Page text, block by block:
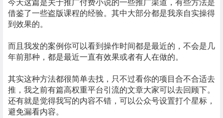
借鉴了一些盗版课程的经验。其中大部分都是我亲自实操得
到效果的。
而且我发的案例你可以看到操作时间都是最近的，不会是几
年前那种，都是最近一直有效果或者有人在做的。
其实这种方法都很简单去找，只不过看你的项目合不合适去
推，我之前有篇高权重平台引流的文章大家可以去回顾下。
还有就是觉得我写的内容不错，可以公众号设置打个星标，
避免漏看内容。